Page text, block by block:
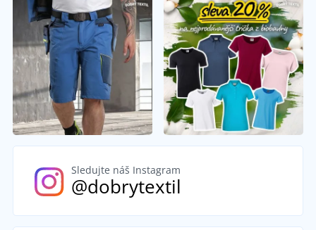
Sledujte náš Instagram
@dobrytextil